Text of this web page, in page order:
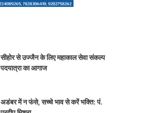
सीहोर से उज्जैन के लिए महाकाल सेवा संकल्प
पदयात्रा का आगाज
अडंबर में न फंसे, सच्चे भाव से करें भक्ति: पं.